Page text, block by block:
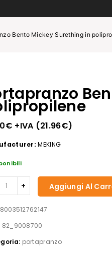
Bento Mickey Surething in
€ +IVA (21.96€)
MEKING
Portapranzo
polipropilene
quantità
Aggiungi Al
8003512762147
82_9008700
portapranzo